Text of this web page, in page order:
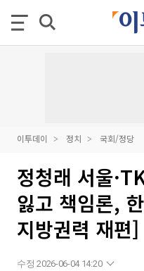
이투데이 정치 국회/정당
정청래 서울
잃고 책임론,
지방권력 재편]
수정 2026-06-04 14:20